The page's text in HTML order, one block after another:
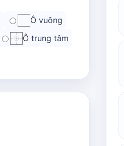
Ô vuông
Ô trung tâm